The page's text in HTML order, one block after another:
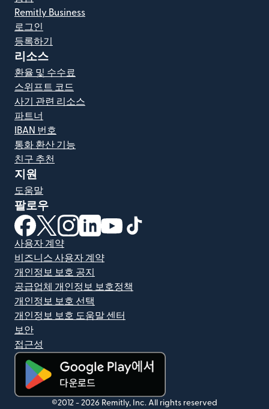
Remitly Business
로그인
등록하기
리소스
환율 및 수수료
스위프트 코드
사기 관련 리소스
파트너
IBAN 번호
통화 환산 기능
친구 추천
지원
도움말
팔로우
(새 창에서 열림)
(새 창에서 열림)
(새 창에서 열림)
(새 창에서 열림)
(새 창에서 열림)
사용자 계약
비즈니스 사용자 계약
개인정보 보호 공지
공급업체 개인정보 보호정책
개인정보 보호 선택
개인정보 보호 도움말 센터
보안
접근성
(새 창에서 열림)
©2012 - 2026 Remitly, Inc. All rights reserved